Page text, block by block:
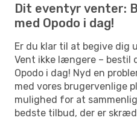
Dit eventyr venter:
med Opodo i dag!
Er du klar til at begive dig
Vent ikke længere – bestil
Opodo i dag! Nyd en
med vores brugervenlige
mulighed for at
bedste tilbud, der er